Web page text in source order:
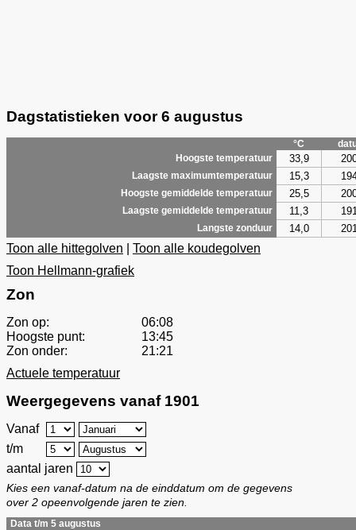
Dagstatistieken voor 6 augustus
°C
Hoogste temperatuur
33,9
Laagste maximumtemperatuur 15,3
Hoogste gemiddelde temperatuur 25,5
Laagste gemiddelde temperatuur 11,3
Langste zonduur 14,0
Toon alle hittegolven
Toon alle koudegolven
Toon Hellmann-grafiek
Zon
Zon op:
06:08
Hoogste punt:
13:45
Zon onder:
21:21
Actuele temperatuur
Weergegevens vanaf 1901
Vanaf
t/m
aantal jaren
Kies een vanaf-datum na de einddatum om de gegevens
over 2 opeenvolgende jaren te zien.
Data t/m 5 augustus